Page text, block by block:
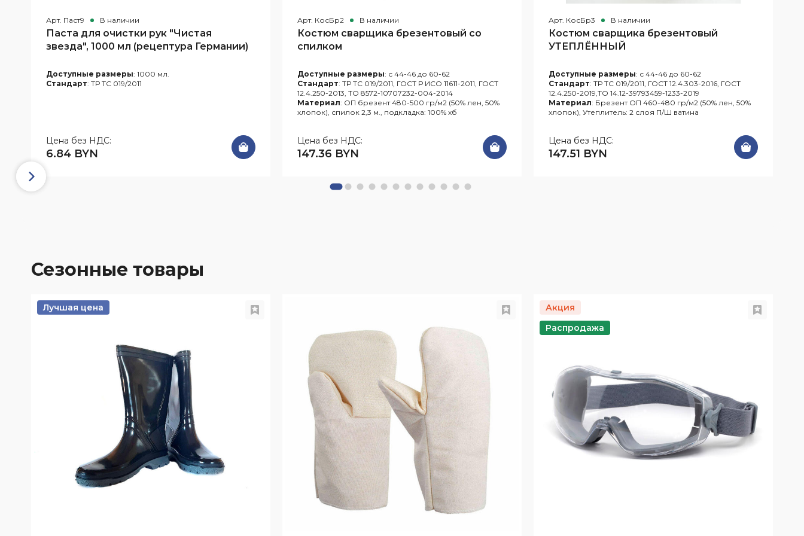
Арт. Паст9 В наличии
Паста для очистки рук "Чистая
звезда", 1000 мл (рецептура Германии)
Доступные размеры: 1000 мл.
Стандарт: ТР ТС 019/2011
Цена без НДС:
6.84 BYN
Арт. КосБр2 В наличии
Костюм сварщика брезентовый со
спилком
Доступные размеры: с 44-46 до 60-62
Стандарт: ТР ТС 019/2011, ГОСТ Р ИСО 11611-2011, ГОСТ
12.4.250-2013, ТО 8572-10707232-004-2014
Материал: ОП брезент 480-500 гр/м2 (50% лен, 50%
хлопок), спилок 2,3 м., подкладка: 100% хб
Цена без НДС:
147.36 BYN
Арт. КосБр3 В наличии
Костюм сварщика брезентовый
УТЕПЛЁННЫЙ
Доступные размеры: с 44-46 до 60-62
Стандарт: ТР ТС 019/2011, ГОСТ 12.4.303-2016, ГОСТ
12.4.250-2019,ТО 14.12-39793459-1233-2019
Материал: Брезент ОП 460-480 гр/м2 (50% лен, 50%
хлопок), Утеплитель: 2 слоя П/Ш ватина
Цена без НДС:
147.51 BYN
Сезонные товары
Лучшая цена
Акция
Распродажа